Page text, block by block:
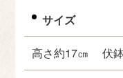
サイズ
高さ約17㎝ 伏